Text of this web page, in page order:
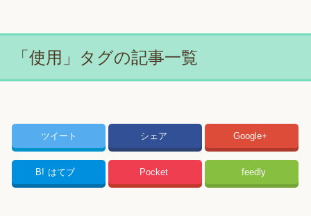
「使用」タグの記事一覧
ツイート シェア Google+
B! はてブ Pocket feedly